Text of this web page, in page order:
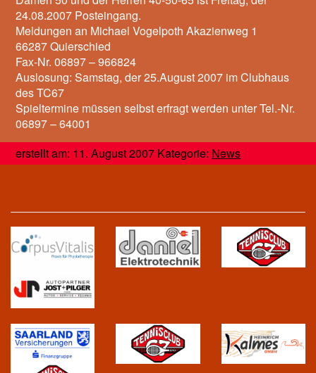
24.08.2007 Posteingang.
Meldungen an Michael Vogelpoth Akazienweg 1
66287 Quierschied
Fax-Nr. 06897 – 966824
Auslosung: Samstag, der 25.August 2007 im Clubhaus
des TC67
Spieltermine müssen selbst erfragt werden unter Tel.-Nr.
06897 – 64001
erstellt am: 11. August 2007 Kategorie: News